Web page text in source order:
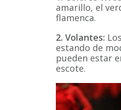
amarillo, el
flamenca.
2. Volantes:
estando de
pueden estar
escote.